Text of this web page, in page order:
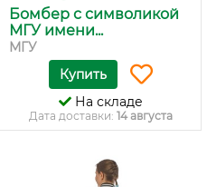
Бомбер с символикой
МГУ имени...
МГУ
Купить
На складе
Дата доставки: 14 августа